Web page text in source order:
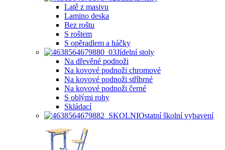
Latě z masivu
Lamino deska
Bez roštu
S roštem
S opěradlem a háčky
Jídelní stoly
Na dřevěné podnoži
Na kovové podnoži chromové
Na kovové podnoži stříbrné
Na kovové podnoži černé
S oblými rohy
Skládací
Ostatní školní vybavení